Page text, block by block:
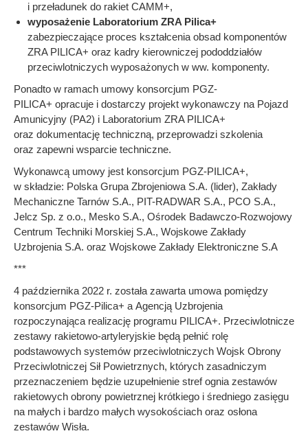
i przeładunek do rakiet CAMM+,
wyposażenie Laboratorium ZRA Pilica+
zabezpieczające proces kształcenia obsad komponentów
ZRA PILICA+ oraz kadry kierowniczej pododdziałów
przeciwlotniczych wyposażonych w ww. komponenty.
Ponadto w ramach umowy konsorcjum PGZ-
PILICA+ opracuje i dostarczy projekt wykonawczy na Pojazd
Amunicyjny (PA2) i Laboratorium ZRA PILICA+
oraz dokumentację techniczną, przeprowadzi szkolenia
oraz zapewni wsparcie techniczne.
Wykonawcą umowy jest konsorcjum PGZ-PILICA+,
w składzie: Polska Grupa Zbrojeniowa S.A. (lider), Zakłady
Mechaniczne Tarnów S.A., PIT-RADWAR S.A., PCO S.A.,
Jelcz Sp. z o.o., Mesko S.A., Ośrodek Badawczo-Rozwojowy
Centrum Techniki Morskiej S.A., Wojskowe Zakłady
Uzbrojenia S.A. oraz Wojskowe Zakłady Elektroniczne S.A
***
4 października 2022 r. została zawarta umowa pomiędzy
konsorcjum PGZ-Pilica+ a Agencją Uzbrojenia
rozpoczynająca realizację programu PILICA+. Przeciwlotnicze
zestawy rakietowo-artyleryjskie będą pełnić rolę
podstawowych systemów przeciwlotniczych Wojsk Obrony
Przeciwlotniczej Sił Powietrznych, których zasadniczym
przeznaczeniem będzie uzupełnienie stref ognia zestawów
rakietowych obrony powietrznej krótkiego i średniego zasięgu
na małych i bardzo małych wysokościach oraz osłona
zestawów Wisła.